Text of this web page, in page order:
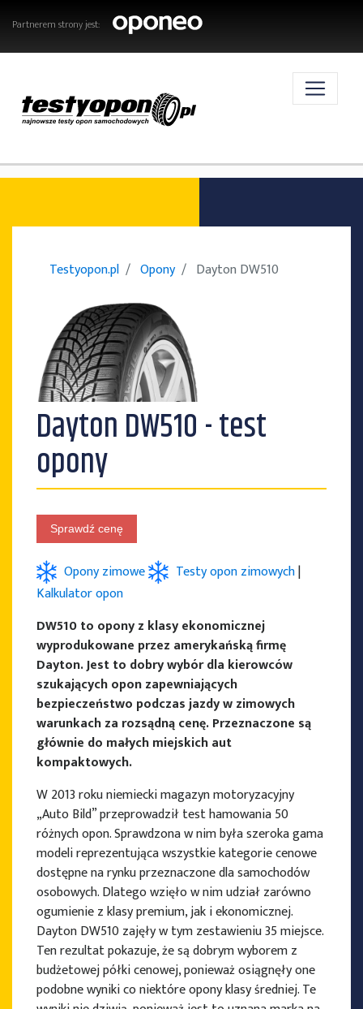
Partnerem strony jest:
AKTUALNOŚCI
OPONY
TESTY OPON
PRODUCENCI OPON
Testyopon.pl Opony Dayton DW510
Dayton DW510 - test
opony
Sprawdź cenę
Opony zimowe Testy opon zimowych|
Kalkulator opon
DW510 to opony z klasy ekonomicznej
wyprodukowane przez amerykańską firmę
Dayton. Jest to dobry wybór dla kierowców
szukających opon zapewniających
bezpieczeństwo podczas jazdy w zimowych
warunkach za rozsądną cenę. Przeznaczone są
głównie do małych miejskich aut
kompaktowych.
W 2013 roku niemiecki magazyn motoryzacyjny
„Auto Bild” przeprowadził test hamowania 50
różnych opon. Sprawdzona w nim była szeroka gama
modeli reprezentująca wszystkie kategorie cenowe
dostępne na rynku przeznaczone dla samochodów
osobowych. Dlatego wzięło w nim udział zarówno
ogumienie z klasy premium, jak i ekonomicznej.
Dayton DW510 zajęły w tym zestawieniu 35 miejsce.
Ten rezultat pokazuje, że są dobrym wyborem z
budżetowej półki cenowej, ponieważ osiągnęły one
podobne wyniki co niektóre opony klasy średniej. Te